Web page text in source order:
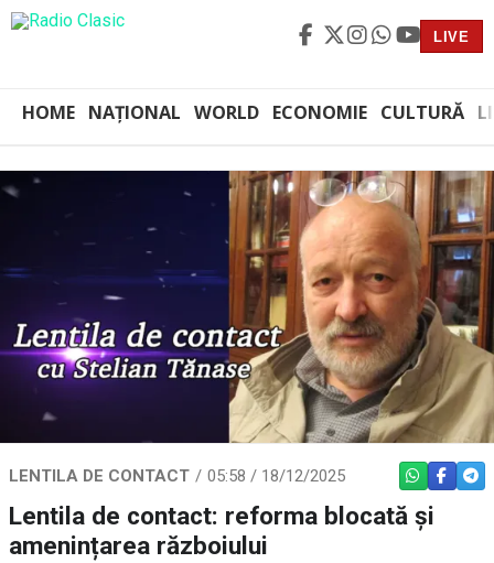
LIVE
HOME NAȚIONAL WORLD ECONOMIE CULTURĂ
LENTILA DE CONTACT 05:58 / 18/12/2025 WHATSAPP
Lentila de contact: reforma blocată și
amenințarea războiului